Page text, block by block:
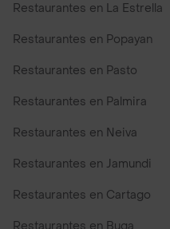
Restaurantes en La Estrella
Restaurantes en Popayan
Restaurantes en Pasto
Restaurantes en Palmira
Restaurantes en Neiva
Restaurantes en Jamundi
Restaurantes en Cartago